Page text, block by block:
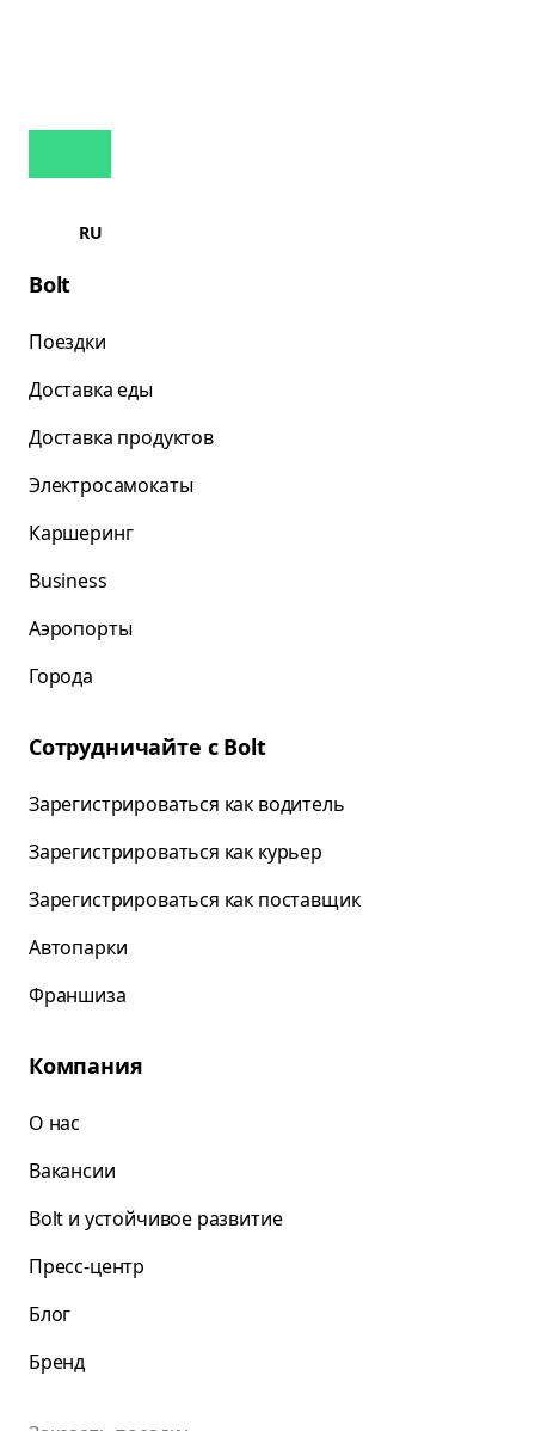
RU
Bolt
Поездки
Доставка еды
Доставка продуктов
Электросамокаты
Каршеринг
Business
Аэропорты
Города
Сотрудничайте с Bolt
Зарегистрироваться как водитель
Зарегистрироваться как курьер
Зарегистрироваться как поставщик
Автопарки
Франшиза
Компания
О нас
Вакансии
Bolt и устойчивое развитие
Пресс-центр
Блог
Бренд